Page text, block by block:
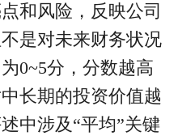
和风险，反映公司
是对未来财务状况
0~5分，分数越高
长期的投资价值越
中涉及“平均”关键